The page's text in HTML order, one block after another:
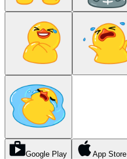
Google Play App Store